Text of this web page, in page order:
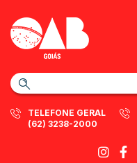
TELEFONE GERAL
(62) 3238-2000